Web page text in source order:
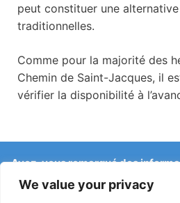
We value your privacy
peut constituer une
traditionnelles.
Comme pour la majorité des
Chemin de Saint-Jacques, il
vérifier la disponibilité à
Avez-vous remarqué des
changements récents
Les signalements concernant